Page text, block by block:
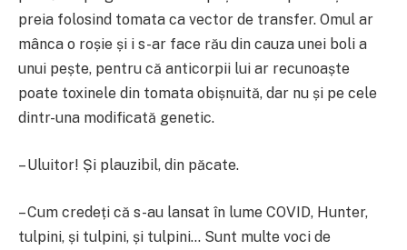
preia folosind tomata ca vector de transfer. Omul ar
mânca o roșie și i s-ar face rău din cauza unei boli a
unui pește, pentru că anticorpii lui ar recunoaște
poate toxinele din tomata obișnuită, dar nu și pe cele
dintr-una modificată genetic.
– Uluitor! Și plauzibil, din păcate.
– Cum credeți că s-au lansat în lume COVID, Hunter,
tulpini, și tulpini, și tulpini… Sunt multe voci de